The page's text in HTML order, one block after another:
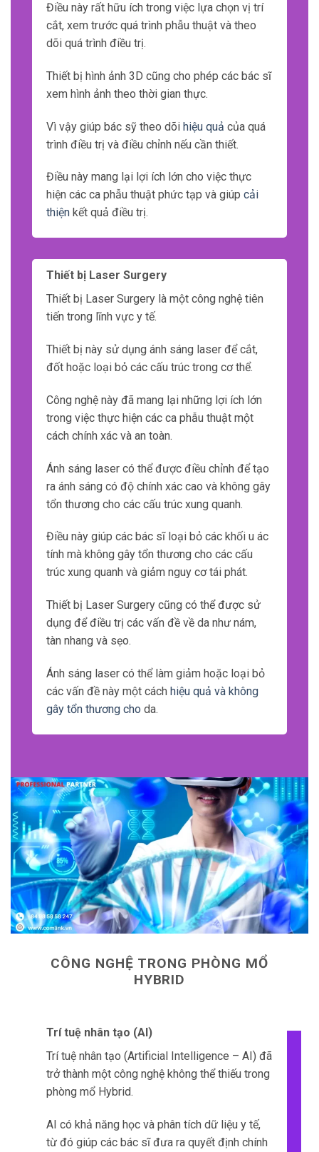
Điều này rất hữu ích trong việc lựa chọn vị trí
cắt, xem trước quá trình phẫu thuật và theo
dõi quá trình điều trị.
Thiết bị hình ảnh 3D cũng cho phép các bác sĩ
xem hình ảnh theo thời gian thực.
Vì vậy giúp bác sỹ theo dõi hiệu quả của quá
trình điều trị và điều chỉnh nếu cần thiết.
Điều này mang lại lợi ích lớn cho việc thực
hiện các ca phẫu thuật phức tạp và giúp cải
thiện kết quả điều trị.
Thiết bị Laser Surgery
Thiết bị Laser Surgery là một công nghệ tiên
tiến trong lĩnh vực y tế.
Thiết bị này sử dụng ánh sáng laser để cắt,
đốt hoặc loại bỏ các cấu trúc trong cơ thể.
Công nghệ này đã mang lại những lợi ích lớn
trong việc thực hiện các ca phẫu thuật một
cách chính xác và an toàn.
Ánh sáng laser có thể được điều chỉnh để tạo
ra ánh sáng có độ chính xác cao và không gây
tổn thương cho các cấu trúc xung quanh.
Điều này giúp các bác sĩ loại bỏ các khối u ác
tính mà không gây tổn thương cho các cấu
trúc xung quanh và giảm nguy cơ tái phát.
Thiết bị Laser Surgery cũng có thể được sử
dụng để điều trị các vấn đề về da như nám,
tàn nhang và sẹo.
Ánh sáng laser có thể làm giảm hoặc loại bỏ
các vấn đề này một cách hiệu quả và không
gây tổn thương cho da.
CÔNG NGHỆ TRONG PHÒNG MỔ
HYBRID
Trí tuệ nhân tạo (AI)
Trí tuệ nhân tạo (Artificial Intelligence – AI) đã
trở thành một công nghệ không thể thiếu trong
phòng mổ Hybrid.
AI có khả năng học và phân tích dữ liệu y tế,
từ đó giúp các bác sĩ đưa ra quyết định chính